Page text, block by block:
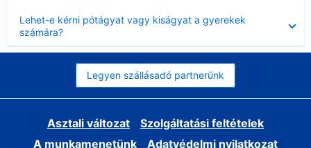
Lehet-e kérni pótágyat vagy kiságyat a gyerekek
számára?
Legyen szállásadó partnerünk
Asztali változat
Szolgáltatási feltételek
A munkamenetünk
Adatvédelmi nyilatkozat